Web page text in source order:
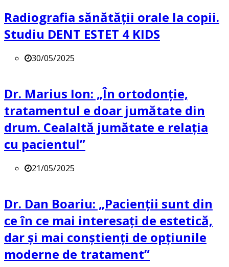
Radiografia sănătății orale la copii.
Studiu DENT ESTET 4 KIDS
30/05/2025
Dr. Marius Ion: „În ortodonție,
tratamentul e doar jumătate din
drum. Cealaltă jumătate e relația
cu pacientul”
21/05/2025
Dr. Dan Boariu: „Pacienții sunt din
ce în ce mai interesați de estetică,
dar și mai conștienți de opțiunile
moderne de tratament”